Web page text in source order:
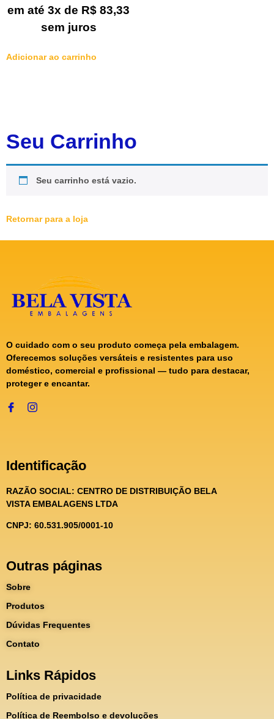
em até 3x de R$ 83,33
sem juros
Adicionar ao carrinho
Seu Carrinho
Seu carrinho está vazio.
Retornar para a loja
O cuidado com o seu produto começa pela embalagem.
Oferecemos soluções versáteis e resistentes para uso
doméstico, comercial e profissional — tudo para destacar,
proteger e encantar.
Identificação
RAZÃO SOCIAL: CENTRO DE DISTRIBUIÇÃO BELA
VISTA EMBALAGENS LTDA
CNPJ: 60.531.905/0001-10
Outras páginas
Sobre
Produtos
Dúvidas Frequentes
Contato
Links Rápidos
Política de privacidade
Política de Reembolso e devoluções